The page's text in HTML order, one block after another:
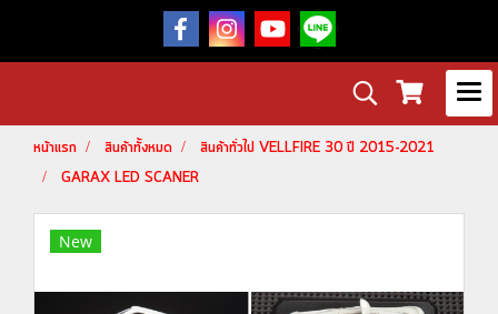
หน้าแรก สินค้าทั้งหมด
สินค้าทั่วไป VELLFIRE 30 ปี 2015-2021
GARAX LED SCANER
New